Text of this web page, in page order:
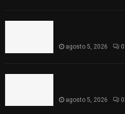
agosto 5, 2026 0
agosto 5, 2026 0